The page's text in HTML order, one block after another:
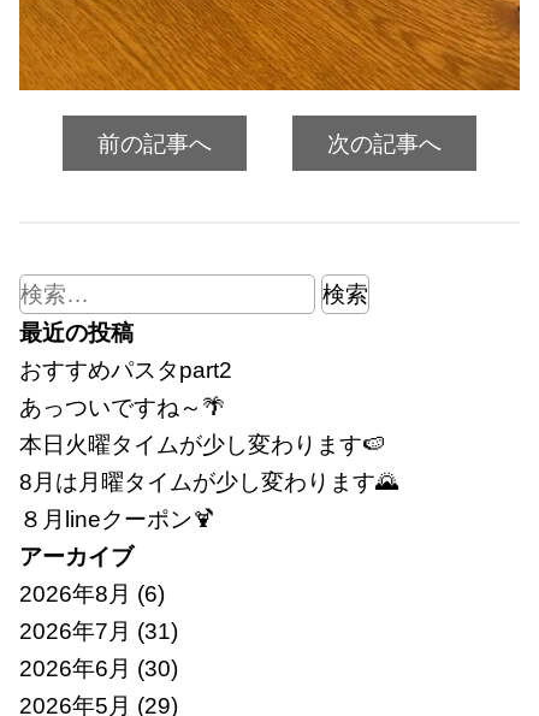
前の記事へ 次の記事へ
検
索:
最近の投稿
おすすめパスタpart2
あっついですね～🌴
本日火曜タイムが少し変わります🍉
8月は月曜タイムが少し変わります🌄
８月lineクーポン🍹
アーカイブ
2026年8月 (6)
2026年7月 (31)
2026年6月 (30)
2026年5月 (29)